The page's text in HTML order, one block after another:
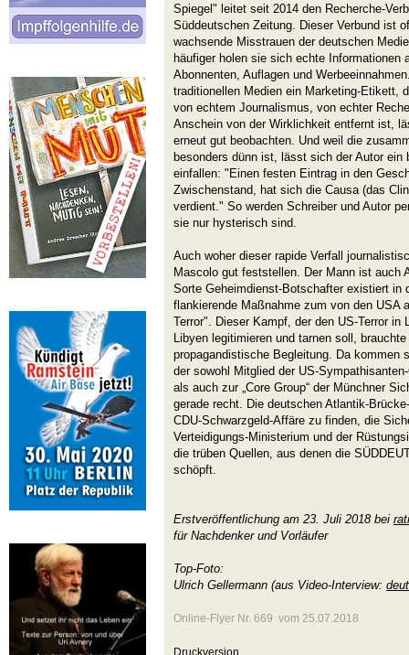
Spiegel" leitet seit 2014 den Recherche-
Süddeutschen Zeitung. Dieser Verbund ist
wachsende Misstrauen der deutschen
häufiger holen sie sich echte Informationen
Abonnenten, Auflagen und
traditionellen Medien ein Marketing-Etikett,
von echtem Journalismus, von echter
Anschein von der Wirklichkeit entfernt ist,
erneut gut beobachten. Und weil die
besonders dünn ist, lässt sich der Autor ein
einfallen: "Einen festen Eintrag in den
Zwischenstand, hat sich die Causa (das
verdient." So werden Schreiber und Autor
sie nur hysterisch sind.
Auch woher dieser rapide Verfall
Mascolo gut feststellen. Der Mann ist auch
Sorte Geheimdienst-Botschafter existiert in
flankierende Maßnahme zum von den USA
Terror". Dieser Kampf, der den US-Terror in
Libyen legitimieren und tarnen soll,
propagandistische Begleitung. Da kommen
der sowohl Mitglied der US-
als auch zur „Core Group“ der Münchner
gerade recht. Die deutschen Atlantik-
CDU-Schwarzgeld-Affäre zu finden, die
Verteidigungs-Ministerium und der
die trüben Quellen, aus denen die
schöpft.
Erstveröffentlichung am 23. Juli 2018 bei
für Nachdenker und Vorläufer
Top-Foto:
Ulrich Gellermann (aus Video-Interview:
Online-Flyer Nr. 669 vom 25.07.2018
Druckversion